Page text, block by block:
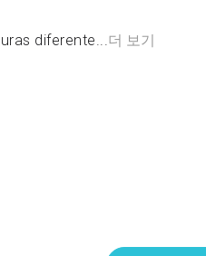
diferente... 더 보기